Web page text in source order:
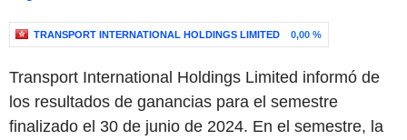
TRANSPORT INTERNATIONAL HOLDINGS LIMITED 0,00 %
Transport International Holdings Limited informó de
los resultados de ganancias para el semestre
finalizado el 30 de junio de 2024. En el semestre, la